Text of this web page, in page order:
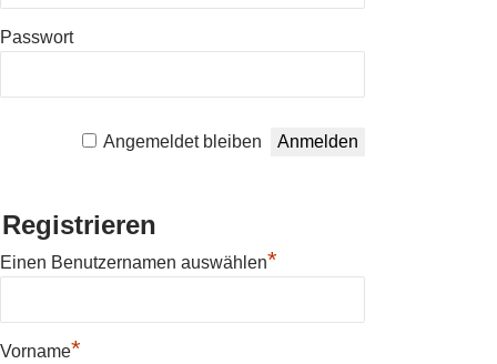
Passwort
Angemeldet bleiben
Registrieren
Einen Benutzernamen auswählen*
Vorname*